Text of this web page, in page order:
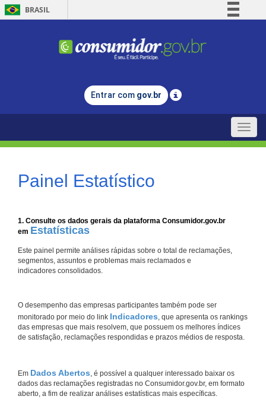
BRASIL
Comunica BR
Legislação
Entrar com gov.br
Toggle
Painel Estatístico
1. Consulte os dados gerais da plataforma Consumidor.gov.br
em Estatísticas
Este painel permite análises rápidas sobre o total de reclamações,
segmentos, assuntos e problemas mais reclamados e
indicadores consolidados.
O desempenho das empresas participantes também pode ser
monitorado por meio do link Indicadores, que apresenta os rankings
das empresas que mais resolvem, que possuem os melhores índices
de satisfação, reclamações respondidas e prazos médios de resposta.
Em Dados Abertos, é possível a qualquer interessado baixar os
dados das reclamações registradas no Consumidor.gov.br, em formato
aberto, a fim de realizar análises estatísticas mais específicas.